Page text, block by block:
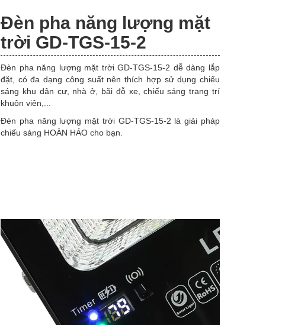
Đèn pha năng lượng mặt
trời GD-TGS-15-2
Đèn pha năng lượng mặt trời GD-TGS-15-2 dễ dàng lắp
đặt, có đa dạng công suất nên thích hợp sử dụng chiếu
sáng khu dân cư, nhà ở, bãi đỗ xe, chiếu sáng trang trí
khuôn viên,...
Đèn pha năng lượng mặt trời GD-TGS-15-2 là giải pháp
chiếu sáng HOÀN HẢO cho bạn.